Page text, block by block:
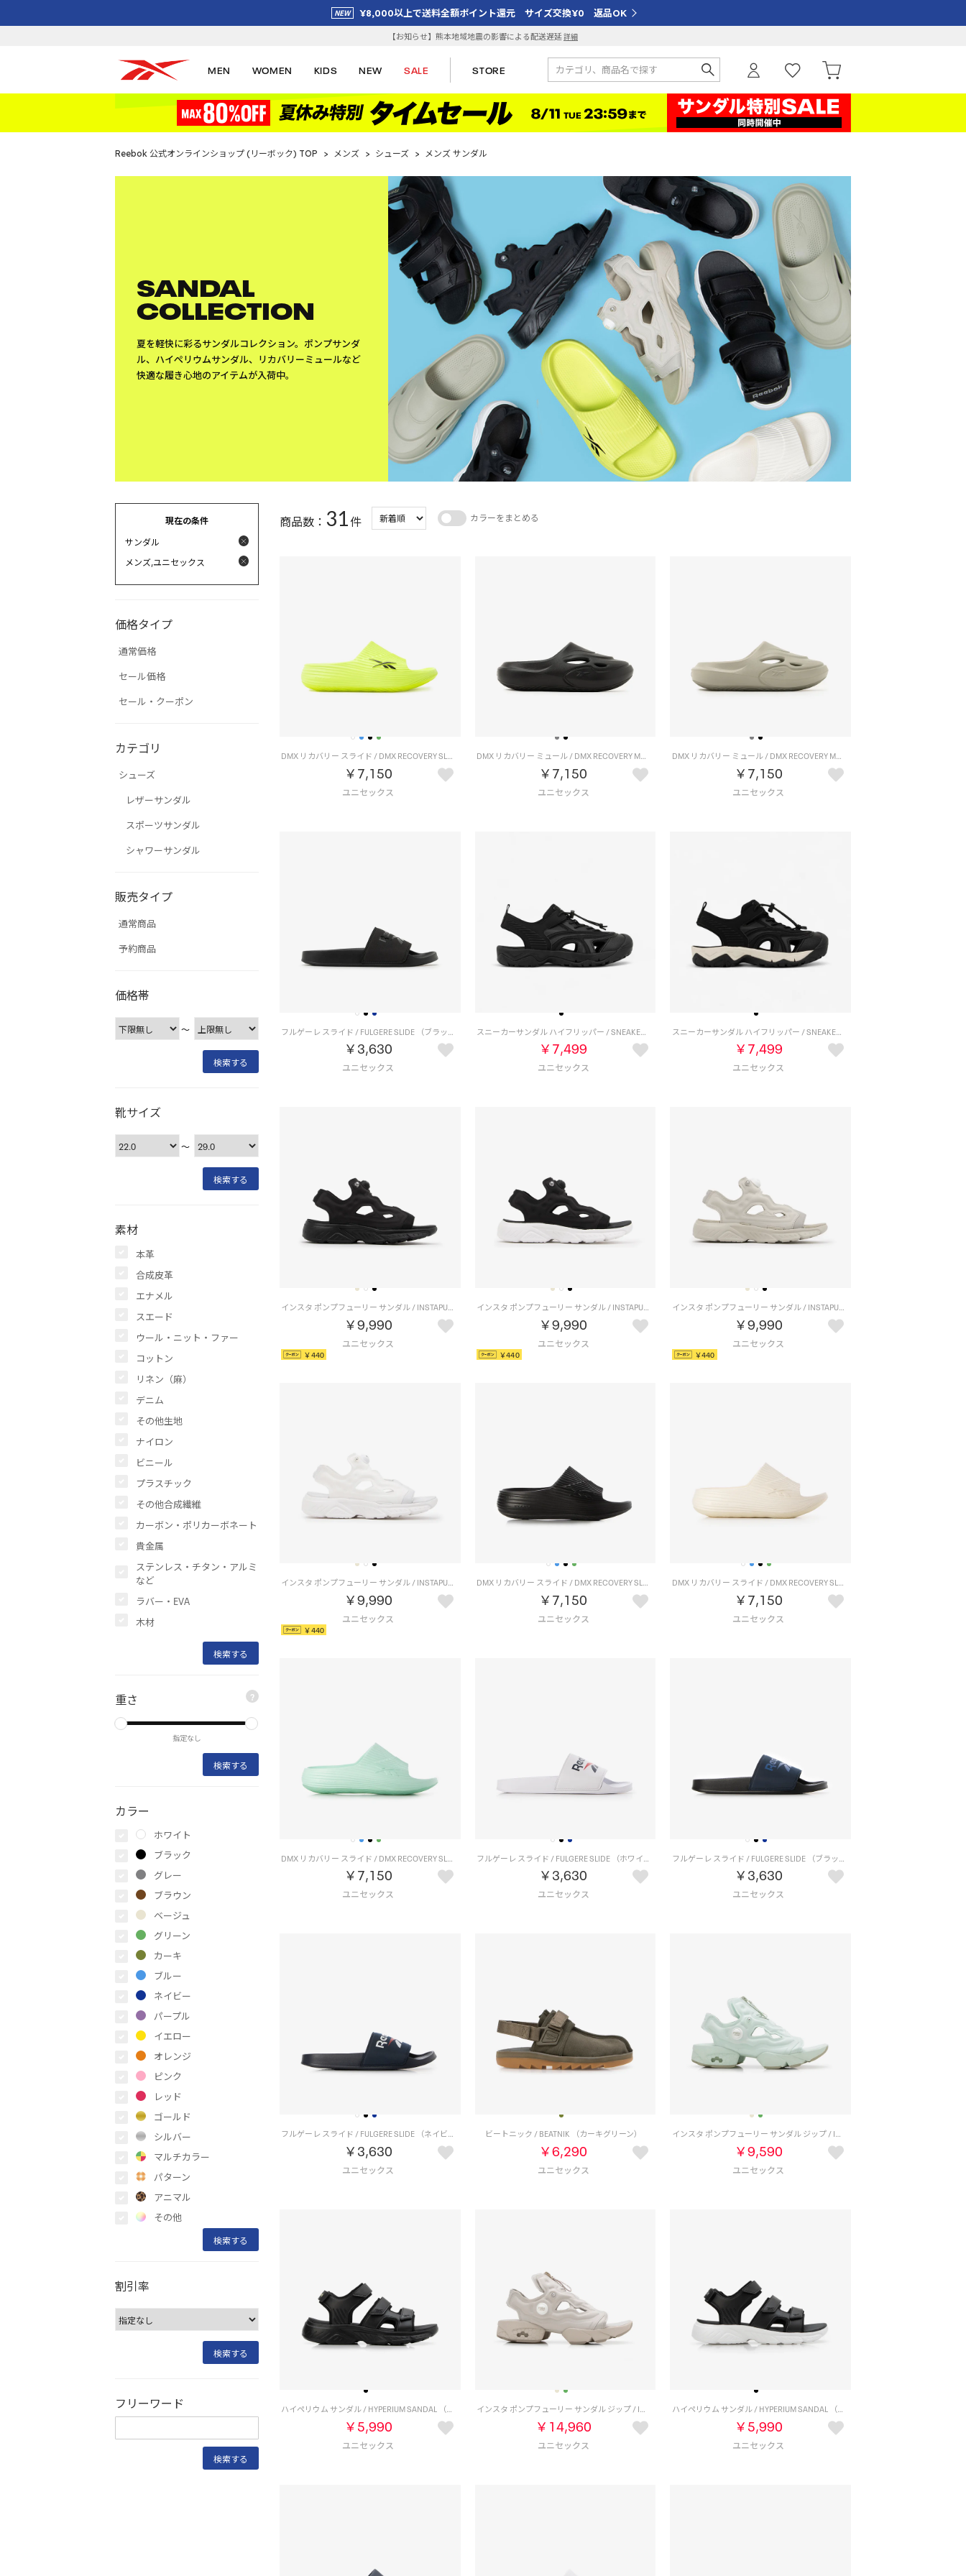
¥8,000以上で送料全額ポイント還元 サイズ交換¥0 返品OK
【お知らせ】熊本地域地震の影響による配送遅延詳細
MEN WOMEN KIDS NEW SALE STORE
Reebok 公式オンラインショップ (リーボック) TOP > メンズ > シューズ > メンズ サンダル
SANDAL
COLLECTION
夏を軽快に彩るサンダルコレクション。ポンプサンダ
ル、ハイぺリウムサンダル、リカバリーミュールなど
快適な履き心地のアイテムが入荷中。
現在の条件
サンダル
メンズ,ユニセックス
価格タイプ
通常価格
セール価格
セール・クーポン
カテゴリ
シューズ
レザーサンダル
スポーツサンダル
シャワーサンダル
販売タイプ
通常商品
予約商品
価格帯
〜
靴サイズ
〜
素材
本革
合成皮革
エナメル
スエード
ウール・ニット・ファー
コットン
リネン（麻）
デニム
その他生地
ナイロン
ビニール
プラスチック
その他合成繊維
カーボン・ポリカーボネート
貴金属
ステンレス・チタン・アルミ
など
ラバー・EVA
木材
重さ ?
指定なし
カラー
ホワイト
ブラック
グレー
ブラウン
ベージュ
グリーン
カーキ
ブルー
ネイビー
パープル
イエロー
オレンジ
ピンク
レッド
ゴールド
シルバー
マルチカラー
パターン
アニマル
その他
割引率
フリーワード
商品数： 31 件 カラーをまとめる
DMX リカバリー スライド / DMX RECOVERY SLIDE （ライム）
￥7,150
DMX リカバリー ミュール / DMX RECOVERY MULE （ブラック）
￥7,150
DMX リカバリー ミュール / DMX RECOVERY MULE （グレー）
￥7,150
フルゲーレ スライド / FULGERE SLIDE （ブラック）
￥3,630
スニーカーサンダル ハイフリッパー / SNEAKER SANDAL HYFLIPPER（ブラック）
￥7,499
スニーカーサンダル ハイフリッパー / SNEAKER SANDAL HYFLIPPER（ブラック/ホワイト）
￥7,499
インスタ ポンプフューリー サンダル / INSTAPUMP FURY SANDAL （ブラック）
￥9,990
￥440
インスタ ポンプフューリー サンダル / INSTAPUMP FURY SANDAL （ブラック/ホワイト）
￥9,990
￥440
インスタ ポンプフューリー サンダル / INSTAPUMP FURY SANDAL （ムーンストーン）
￥9,990
￥440
インスタ ポンプフューリー サンダル / INSTAPUMP FURY SANDAL （ホワイト）
￥9,990
￥440
DMX リカバリー スライド / DMX RECOVERY SLIDE （ブラック）
￥7,150
DMX リカバリー スライド / DMX RECOVERY SLIDE （チョーク）
￥7,150
DMX リカバリー スライド / DMX RECOVERY SLIDE （アクア）
￥7,150
フルゲーレ スライド / FULGERE SLIDE （ホワイト）
￥3,630
フルゲーレ スライド / FULGERE SLIDE （ブラック）
￥3,630
フルゲーレ スライド / FULGERE SLIDE （ネイビー）
￥3,630
ビートニック / BEATNIK （カーキグリーン）
￥6,290
インスタ ポンプフューリー サンダル ジップ / INSTAPUMP FURY SANDAL ZIP （アクアグリーン）
￥9,590
ハイペリウム サンダル / HYPERIUM SANDAL （ブラック）
￥5,990
インスタ ポンプフューリー サンダル ジップ / INSTAPUMP FURY SANDAL ZIP （ムーンストーン）
￥14,960
ハイペリウム サンダル / HYPERIUM SANDAL （ブラック/ホワイト）
￥5,990